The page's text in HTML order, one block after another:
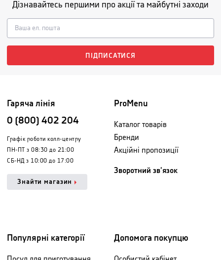
Дізнавайтесь першими про акції та майбутні заходи
ПІДПИСАТИСЯ
Гаряча лінія
0 (800) 402 204
Графік роботи колл-центру
ПН-ПТ з 08:30 до 21:00
СБ-НД з 10:00 до 17:00
Знайти магазин
ProMenu
Каталог товарів
Бренди
Акційні пропозиції
Зворотний зв'язок
Популярні категорії Допомога покупцю